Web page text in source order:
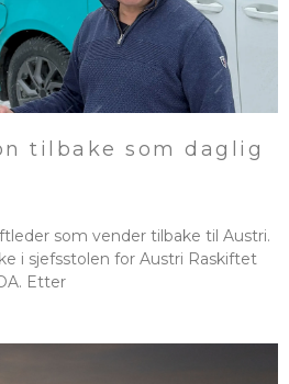
tilbake som daglig
som vender tilbake til Austri.
i sjefsstolen for Austri Raskiftet
Etter